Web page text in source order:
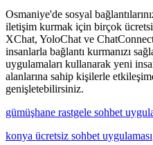
Osmaniye'de sosyal
iletişim kurmak için birçok
XChat, YoloChat ve
insanlarla bağlantı kurmanızı
uygulamaları kullanarak yeni
alanlarına sahip kişilerle
genişletebilirsiniz.
gümüşhane rastgele sohbet
konya ücretsiz sohbet uygulaması